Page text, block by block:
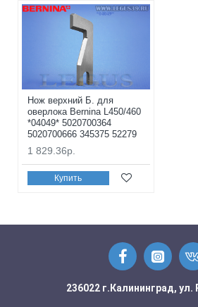
Нож верхний Б. для
оверлока Bernina L450/460
*04049* 5020700364
5020700666 345375 52279
1 829.36р.
Купить
236022 г.Калининград, ул.